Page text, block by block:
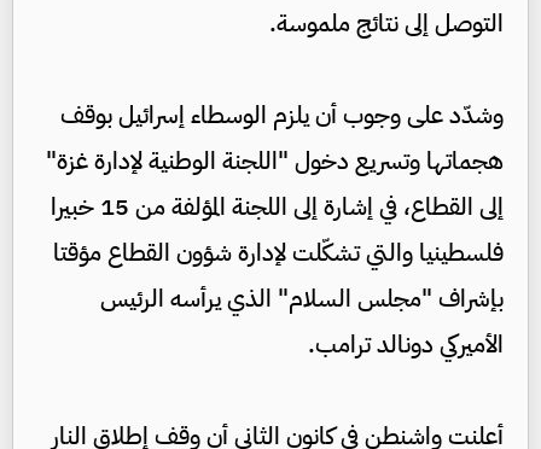
التوصل إلى نتائج ملموسة.
وشدّد على وجوب أن يلزم الوسطاء إسرائيل بوقف
هجماتها وتسريع دخول "اللجنة الوطنية لإدارة غزة"
إلى القطاع، في إشارة إلى اللجنة المؤلفة من 15 خبيرا
فلسطينيا والتي تشكّلت لإدارة شؤون القطاع مؤقتا
بإشراف "مجلس السلام" الذي يرأسه الرئيس
الأميركي دونالد ترامب.
أعلنت واشنطن في كانون الثاني أن وقف إطلاق النار